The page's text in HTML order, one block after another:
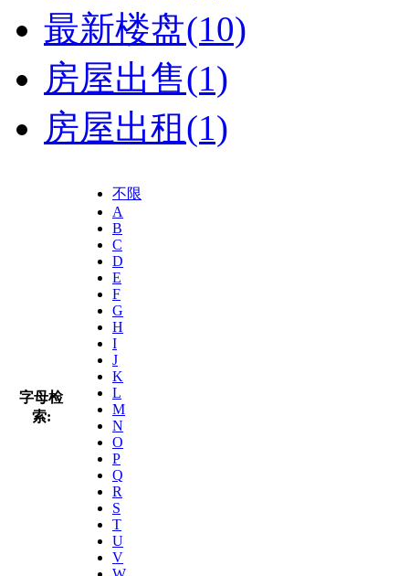
最新楼盘(10)
房屋出售(1)
房屋出租(1)
字母检
索:
不限
A
B
C
D
E
F
G
H
I
J
K
L
M
N
O
P
Q
R
S
T
U
V